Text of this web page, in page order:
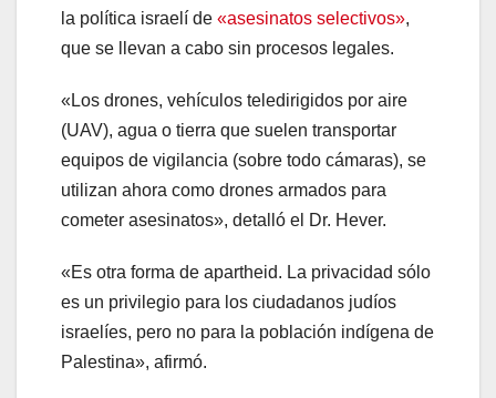
la política israelí de «asesinatos selectivos»,
que se llevan a cabo sin procesos legales.
«Los drones, vehículos teledirigidos por aire
(UAV), agua o tierra que suelen transportar
equipos de vigilancia (sobre todo cámaras), se
utilizan ahora como drones armados para
cometer asesinatos», detalló el Dr. Hever.
«Es otra forma de apartheid. La privacidad sólo
es un privilegio para los ciudadanos judíos
israelíes, pero no para la población indígena de
Palestina», afirmó.